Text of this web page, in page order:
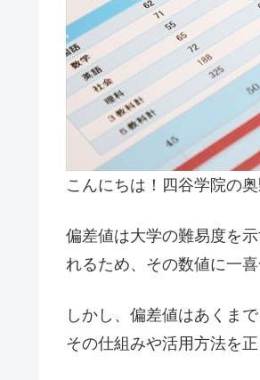
こんにちは！四谷学院の奥
偏差値は大学の難易度を
れるため、その数値に一
しかし、偏差値はあくま
その仕組みや活用方法を